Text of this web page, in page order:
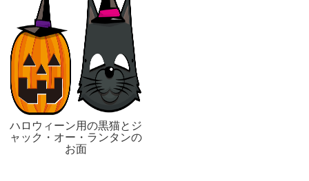
ハロウィーン用の黒猫とジ
ャック・オー・ランタンの
お面